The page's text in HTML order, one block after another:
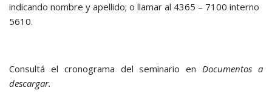
indicando nombre y apellido; o llamar al 4365 – 7100 interno
5610.
Consultá el cronograma del seminario enDocumentos a
descargar.